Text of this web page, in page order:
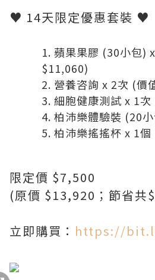
♥ 14天限定優惠套裝 ♥
蘋果果膠 (30小包)
$11,060)
營養咨詢 x 2次 (價
細胞健康測試 x 1
柏沛樂體驗裝 (20
柏沛樂搖搖杯 x 1
限定價 $7,500
(原價 $13,920；節省共
立即購買： https://